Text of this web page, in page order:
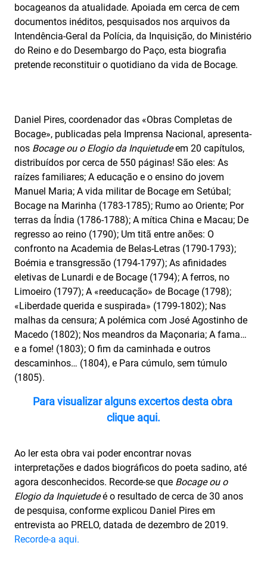
bocageanos da atualidade. Apoiada em cerca de cem
documentos inéditos, pesquisados nos arquivos da
Intendência-Geral da Polícia, da Inquisição, do Ministério
do Reino e do Desembargo do Paço, esta biografia
pretende reconstituir o quotidiano da vida de Bocage.
Daniel Pires, coordenador das «Obras Completas de
Bocage», publicadas pela Imprensa Nacional, apresenta-
nos Bocage ou o Elogio da Inquietudeem 20 capítulos,
distribuídos por cerca de 550 páginas! São eles: As
raízes familiares; A educação e o ensino do jovem
Manuel Maria; A vida militar de Bocage em Setúbal;
Bocage na Marinha (1783-1785); Rumo ao Oriente; Por
terras da Índia (1786-1788); A mítica China e Macau; De
regresso ao reino (1790); Um titã entre anões: O
confronto na Academia de Belas-Letras (1790-1793);
Boémia e transgressão (1794-1797); As afinidades
eletivas de Lunardi e de Bocage (1794); A ferros, no
Limoeiro (1797); A «reeducação» de Bocage (1798);
«Liberdade querida e suspirada» (1799-1802); Nas
malhas da censura; A polémica com José Agostinho de
Macedo (1802); Nos meandros da Maçonaria; A fama…
e a fome! (1803); O fim da caminhada e outros
descaminhos… (1804), e Para cúmulo, sem túmulo
(1805).
Para visualizar alguns excertos desta obra
clique aqui.
Ao ler esta obra vai poder encontrar novas
interpretações e dados biográficos do poeta sadino, até
agora desconhecidos. Recorde-se que Bocage ou o
Elogio da Inquietudeé o resultado de cerca de 30 anos
de pesquisa, conforme explicou Daniel Pires em
entrevista ao PRELO, datada de dezembro de 2019.
Recorde-a aqui.